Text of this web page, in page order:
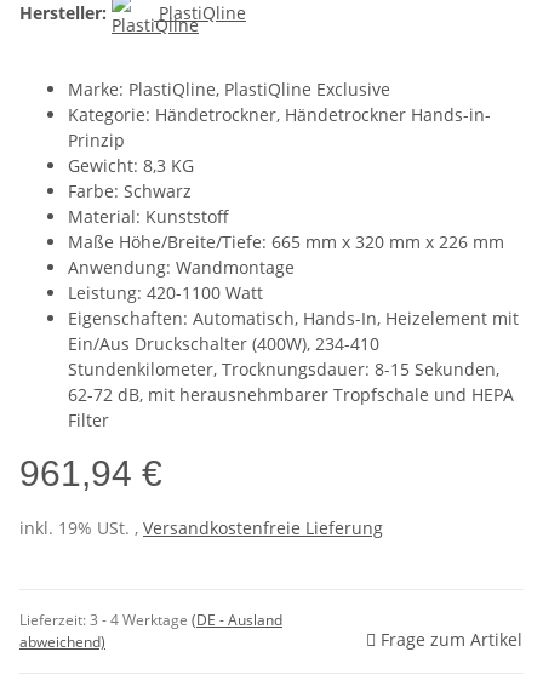
Hersteller:
PlastiQline
Marke: PlastiQline, PlastiQline Exclusive
Kategorie: Händetrockner, Händetrockner Hands-in-
Prinzip
Gewicht: 8,3 KG
Farbe: Schwarz
Material: Kunststoff
Maße Höhe/Breite/Tiefe: 665 mm x 320 mm x 226 mm
Anwendung: Wandmontage
Leistung: 420-1100 Watt
Eigenschaften: Automatisch, Hands-In, Heizelement mit
Ein/Aus Druckschalter (400W), 234-410
Stundenkilometer, Trocknungsdauer: 8-15 Sekunden,
62-72 dB, mit herausnehmbarer Tropfschale und HEPA
Filter
961,94 €
inkl. 19% USt. , Versandkostenfreie Lieferung
Lieferzeit:3 - 4 Werktage (DE - Ausland
abweichend)
Frage zum Artikel